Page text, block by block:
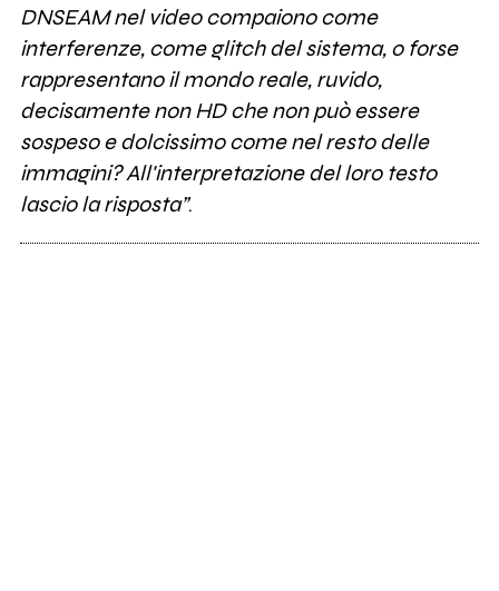
DNSEAM nel video compaiono come
interferenze, come glitch del sistema, o forse
rappresentano il mondo reale, ruvido,
decisamente non HD che non può essere
sospeso e dolcissimo come nel resto delle
immagini? All'interpretazione del loro testo
lascio la risposta”.